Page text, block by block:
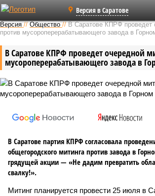
Версия в Саратове
Версия //Общество //В Саратове КПРФ проведет
против мусороперерабатывающего завода в
В Саратове КПРФ проведет очередной
мусороперерабатывающего завода в
В Саратове партия КПРФ согласовала
общегородского митинга против завода в
грядущей акции — «Не дадим превратить
свалку!».
Митинг планируется провести 25 июля в